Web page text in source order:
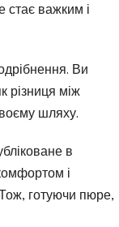
стає важким і
Ви
різниця між
шляху.
в
і
готуючи пюре,